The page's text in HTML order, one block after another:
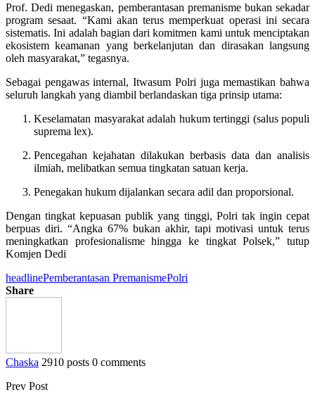
Prof. Dedi menegaskan, pemberantasan premanisme bukan sekadar
program sesaat. “Kami akan terus memperkuat operasi ini secara
sistematis. Ini adalah bagian dari komitmen kami untuk menciptakan
ekosistem keamanan yang berkelanjutan dan dirasakan langsung
oleh masyarakat,” tegasnya.
Sebagai pengawas internal, Itwasum Polri juga memastikan bahwa
seluruh langkah yang diambil berlandaskan tiga prinsip utama:
Keselamatan masyarakat adalah hukum tertinggi (salus populi
suprema lex).
Pencegahan kejahatan dilakukan berbasis data dan analisis
ilmiah, melibatkan semua tingkatan satuan kerja.
Penegakan hukum dijalankan secara adil dan proporsional.
Dengan tingkat kepuasan publik yang tinggi, Polri tak ingin cepat
berpuas diri. “Angka 67% bukan akhir, tapi motivasi untuk terus
meningkatkan profesionalisme hingga ke tingkat Polsek,” tutup
Komjen Dedi
headlinePemberantasan PremanismePolri
Share
Chaska 2910 posts 0 comments
Prev Post